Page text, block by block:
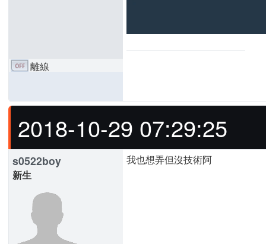
離線
2018-10-29 07:29:25
s0522boy
新生
我也想弄但沒技術阿